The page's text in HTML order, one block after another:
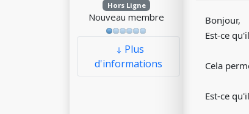
Hors Ligne
Nouveau membre
Plus
d'informations
Bonjour,
Est-ce
Cela
Est-ce